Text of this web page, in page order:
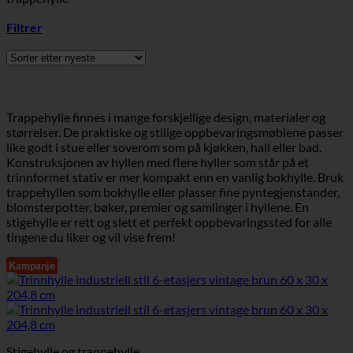
Filtrer
Trappehylle finnes i mange forskjellige design, materialer og
størrelser. De praktiske og stilige oppbevaringsmøblene passer
like godt i stue eller soverom som på kjøkken, hall eller bad.
Konstruksjonen av hyllen med flere hyller som står på et
trinnformet stativ er mer kompakt enn en vanlig bokhylle. Bruk
trappehyllen som bokhylle eller plasser fine pyntegjenstander,
blomsterpotter, bøker, premier og samlinger i hyllene. En
stigehylle er rett og slett et perfekt oppbevaringssted for alle
tingene du liker og vil vise frem!
Kampanje